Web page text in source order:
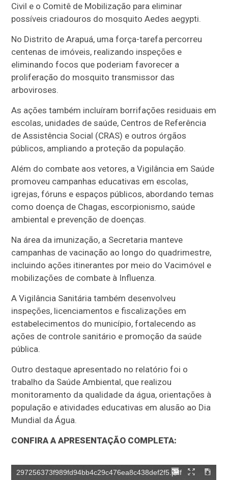
Civil e o Comitê de Mobilização para eliminar
possíveis criadouros do mosquito Aedes aegypti.
No Distrito de Arapuá, uma força-tarefa percorreu
centenas de imóveis, realizando inspeções e
eliminando focos que poderiam favorecer a
proliferação do mosquito transmissor das
arboviroses.
As ações também incluíram borrifações residuais em
escolas, unidades de saúde, Centros de Referência
de Assistência Social (CRAS) e outros órgãos
públicos, ampliando a proteção da população.
Além do combate aos vetores, a Vigilância em Saúde
promoveu campanhas educativas em escolas,
igrejas, fóruns e espaços públicos, abordando temas
como doença de Chagas, escorpionismo, saúde
ambiental e prevenção de doenças.
Na área da imunização, a Secretaria manteve
campanhas de vacinação ao longo do quadrimestre,
incluindo ações itinerantes por meio do Vacimóvel e
mobilizações de combate à Influenza.
A Vigilância Sanitária também desenvolveu
inspeções, licenciamentos e fiscalizações em
estabelecimentos do município, fortalecendo as
ações de controle sanitário e promoção da saúde
pública.
Outro destaque apresentado no relatório foi o
trabalho da Saúde Ambiental, que realizou
monitoramento da qualidade da água, orientações à
população e atividades educativas em alusão ao Dia
Mundial da Água.
CONFIRA A APRESENTAÇÃO COMPLETA: